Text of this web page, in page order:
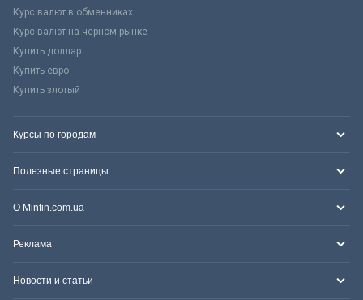
Курс валют в обменниках
Курс валют на черном рынке
Купить доллар
Купить евро
Купить злотый
Курсы по городам
Полезные страницы
О Minfin.com.ua
Реклама
Новости и статьи